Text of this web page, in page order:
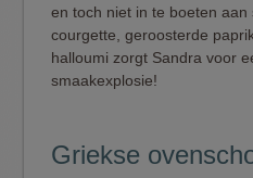
en toch niet in te boeten aan
courgette, geroosterde
halloumi zorgt Sandra voor
smaakexplosie!
Griekse